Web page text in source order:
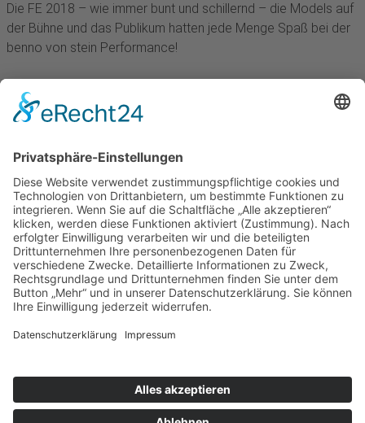
Die FE 2018 – wie immer bunt und schillernd – die Models auf
der Bühne und das Publikum hatten jede Menge Spaß bei der
benno von stein Performance!
AGB
Widerrufsbelehrung
Vertrag widerrufen